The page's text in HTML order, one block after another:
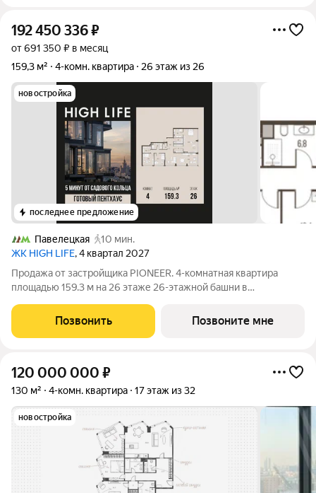
192 450 336₽
от 691 350 ₽ в месяц
159,3 м²
4-комн. квартира 26 этаж из 26
новостройка
последнее предложение
Павелецкая
10 мин.
ЖК HIGH LIFE, 4 квартал 2027
Продажа от застройщика PIONEER. 4-комнатная квартира
площадью 159.3 м на 26 этаже 26-этажной башни в
Замоскворечья. Жилой комплекс всего в 5 минутах от
Садового кольца. Архитектура от бюро ADM
Позвонить Позвоните мне
120 000 000 ₽
130 м² 4-комн. квартира 17 этаж из 32
новостройка